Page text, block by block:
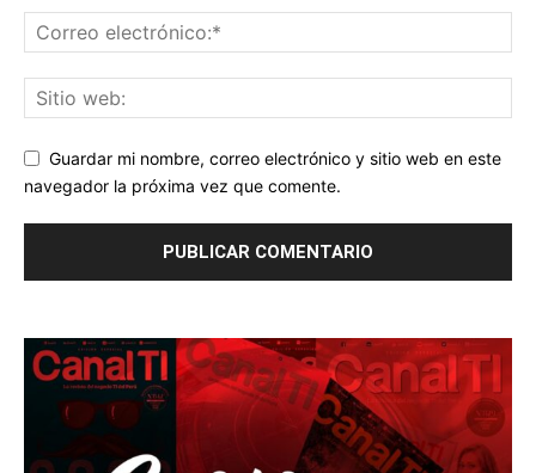
Guardar mi nombre, correo electrónico y sitio web en este
navegador la próxima vez que comente.